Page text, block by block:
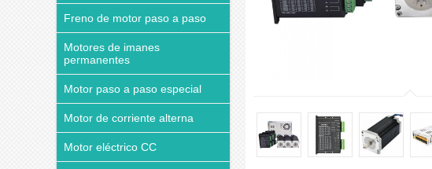
Freno de motor paso a paso
Motores de imanes
permanentes
Motor paso a paso especial
Motor de corriente alterna
Motor eléctrico CC